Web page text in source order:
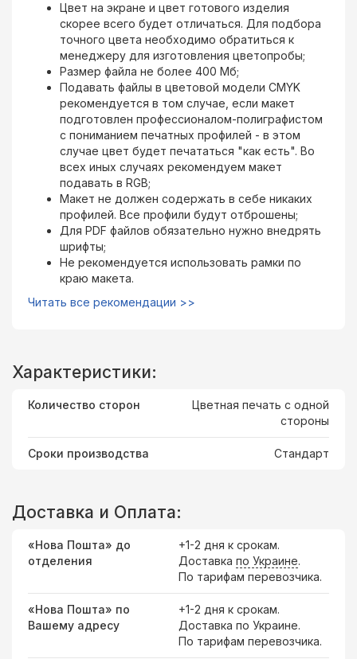
Характеристики:
Количество сторон
Цветная печать с одной
стороны
Сроки производства Стандарт
Доставка и Оплата:
«Нова Пошта» до
отделения
+1-2 дня к срокам.
Доставка по Украине.
По тарифам перевозчика.
«Нова Пошта» по
Вашему адресу
+1-2 дня к срокам.
Доставка по Украине.
По тарифам перевозчика.
Цвет на экране и цвет готового изделия
скорее всего будет отличаться. Для подбора
точного цвета необходимо обратиться к
менеджеру для изготовления цветопробы;
Размер файла не более 400 Мб;
Подавать файлы в цветовой модели CMYK
рекомендуется в том случае, если макет
подготовлен профессионалом-полиграфистом
с пониманием печатных профилей - в этом
случае цвет будет печататься "как есть". Во
всех иных случаях рекомендуем макет
подавать в RGB;
Макет не должен содержать в себе никаких
профилей. Все профили будут отброшены;
Для PDF файлов обязательно нужно внедрять
шрифты;
Не рекомендуется использовать рамки по
краю макета.
Читать все рекомендации >>